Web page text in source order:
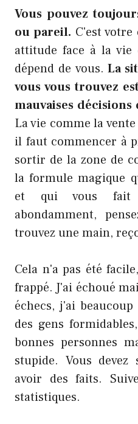
Vous pouvez
ou pareil. C'est
attitude face à la
dépend de vous. La
vous vous trouvez
mauvaises décisions
La vie comme la
il faut commencer à
sortir de la zone de
la formule magique
et qui vous fait
abondamment,
trouvez une main,
Cela n'a pas été
frappé. J'ai échoué
échecs, j'ai
des gens
bonnes personnes
stupide. Vous
avoir des faits.
statistiques.